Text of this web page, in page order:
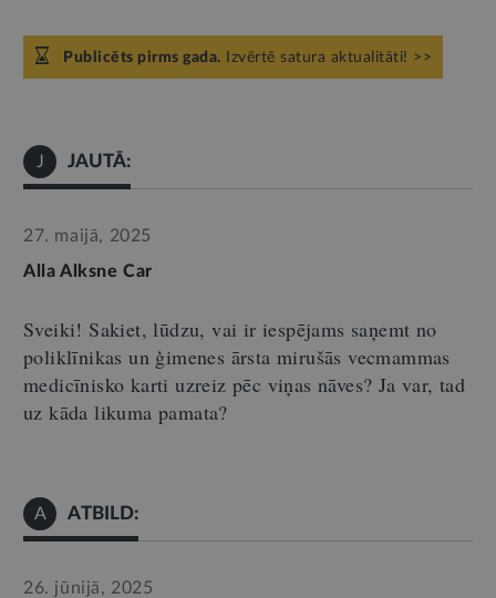
Publicēts pirms gada. Izvērtē satura aktualitāti! >>
J JAUTĀ:
27. maijā, 2025
Alla Alksne Car
Sveiki! Sakiet, lūdzu, vai ir iespējams saņemt no
poliklīnikas un ģimenes ārsta mirušās vecmammas
medicīnisko karti uzreiz pēc viņas nāves? Ja var, tad
uz kāda likuma pamata?
A ATBILD:
26. jūnijā, 2025